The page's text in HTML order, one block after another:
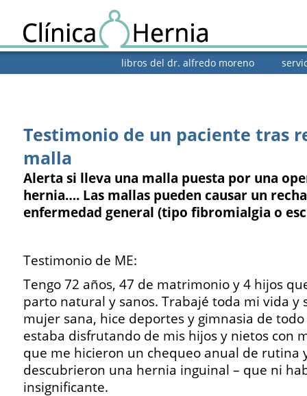
libros del dr. alfredo moreno
Testimonio de un paciente tras
malla
Alerta si lleva una malla puesta por una
hernia…. Las mallas pueden causar un
enfermedad general (tipo fibromialgia o
Testimonio de ME:
Tengo 72 años, 47 de matrimonio y 4 hijos
parto natural y sanos. Trabajé toda mi vida y
mujer sana, hice deportes y gimnasia de
estaba disfrutando de mis hijos y nietos con
que me hicieron un chequeo anual de rutina
descubrieron una hernia inguinal – que ni
insignificante.